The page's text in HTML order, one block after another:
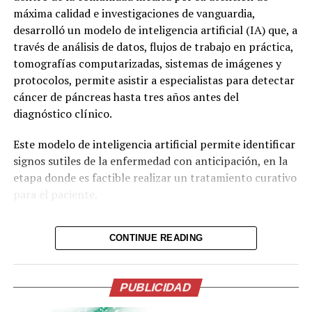
temblor. Esta técnica se aplica en El Salvador solo en el
Centro Internacional del Cáncer (CIC).
El tercer tratamiento es el HIFU, que es un ultrasonido
focalizado de alta intensidad para párkinson. Es un
procedimiento ambulatorio no invasivo guiado por
resonancia magnética que utiliza ondas sonoras para
reduciendo temblores y rigidez de forma inmediata.
Comparte esto:
Me gusta esto:
máxima calidad e investigaciones de vanguardia,
desarrolló un modelo de inteligencia artificial (IA) que, a
través de análisis de datos, flujos de trabajo en práctica,
tomografías computarizadas, sistemas de imágenes y
protocolos, permite asistir a especialistas para detectar
cáncer de páncreas hasta tres años antes del
diagnóstico clínico.
Este modelo de inteligencia artificial permite identificar
signos sutiles de la enfermedad con anticipación, en la
etapa donde es factible realizar un tratamiento curativo
para el paciente.
El estudio fue realizado con cerca de 2,000 tomografías
computarizadas a través de la asistencia de IA, que
diagnosticó cáncer de páncreas, que inicialmente fueron
catalogados como casos «normales».
CONTINUE READING
PUBLICIDAD